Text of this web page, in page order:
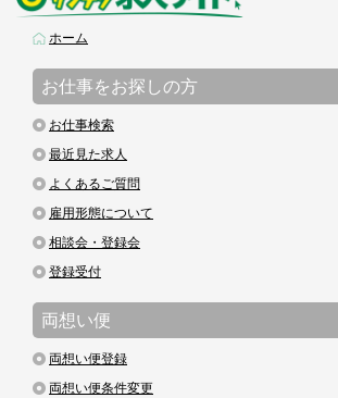
ホーム
お仕事をお探しの方
お仕事検索
最近見た求人
よくあるご質問
雇用形態について
相談会・登録会
登録受付
両想い便
両想い便登録
両想い便条件変更